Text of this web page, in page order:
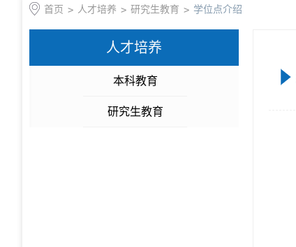
首页 > 人才培养 > 研究生教育 > 学位点介绍
人才培养
本科教育
研究生教育